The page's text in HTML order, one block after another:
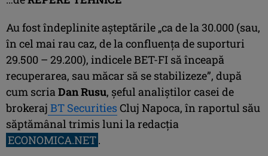
Au fost îndeplinite aşteptările „ca de la 30.000 (sau,
în cel mai rau caz, de la confluenţa de suporturi
29.500 – 29.200), indicele BET-FI să înceapă
recuperarea, sau măcar să se stabilizeze”, după
cum scriaDan Rusu, şeful analiştilor casei de
brokeraj BT Securities Cluj Napoca, în raportul său
săptămânal trimis luni la redacţia
ECONOMICA.NET.